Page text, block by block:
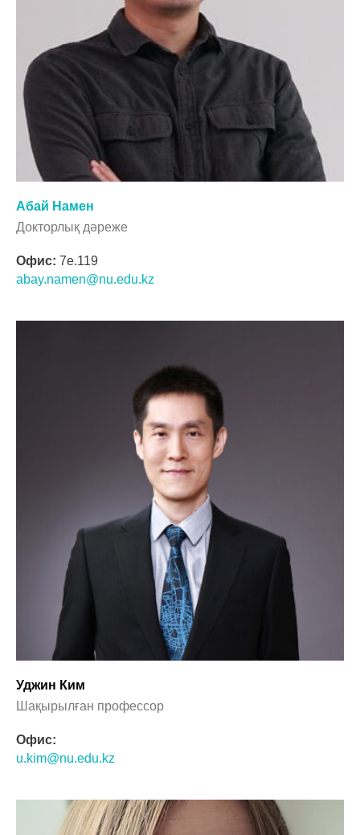
Абай Намен
Докторлық дәреже
Офис: 7e.119
abay.namen@nu.edu.kz
Уджин Ким
Шақырылған профессор
Офис:
u.kim@nu.edu.kz